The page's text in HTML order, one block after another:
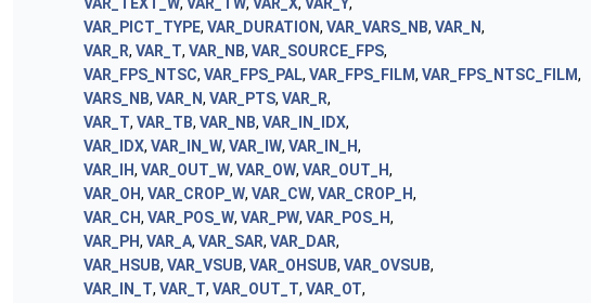
VAR_PICT_TYPE, VAR_DURATION, VAR_VARS_NB, VAR_N,
VAR_R, VAR_T, VAR_NB, VAR_SOURCE_FPS,
VAR_FPS_NTSC, VAR_FPS_PAL, VAR_FPS_FILM, VAR_FPS_NTSC_FILM,
VARS_NB, VAR_N, VAR_PTS, VAR_R,
VAR_T, VAR_TB, VAR_NB, VAR_IN_IDX,
VAR_IDX, VAR_IN_W, VAR_IW, VAR_IN_H,
VAR_IH, VAR_OUT_W, VAR_OW, VAR_OUT_H,
VAR_OH, VAR_CROP_W, VAR_CW, VAR_CROP_H,
VAR_CH, VAR_POS_W, VAR_PW, VAR_POS_H,
VAR_PH, VAR_A, VAR_SAR, VAR_DAR,
VAR_HSUB, VAR_VSUB, VAR_OHSUB, VAR_OVSUB,
VAR_IN_T, VAR_T, VAR_OUT_T, VAR_OT,